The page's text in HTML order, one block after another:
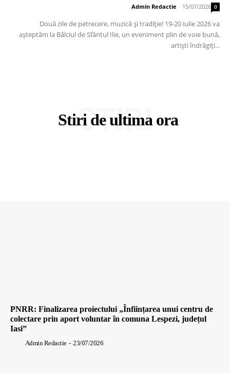
Admin Redactie - 15/07/2026 0
Două zile de petrecere, muzică și tradiție! 19-20 iulie 2026 va
așteptăm la Bâlciul de Sfântul Ilie, un eveniment plin de voie bună,
artiști îndrăgiți...
Stiri de ultima ora
STIRI
PNRR: Finalizarea proiectului „Înființarea unui centru de
colectare prin aport voluntar în comuna Lespezi, județul
Iasi”
Admin Redactie - 23/07/2026